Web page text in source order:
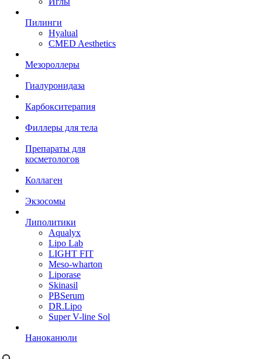
Пилинги
Hyalual
CMED Aesthetics
Мезороллеры
Гиалуронидаза
Карбокситерапия
Филлеры для тела
Препараты для
косметологов
Коллаген
Экзосомы
Липолитики
Aqualyx
Lipo Lab
LIGHT FIT
Meso-wharton
Liporase
Skinasil
PBSerum
DR.Lipo
Super V-line Sol
Наноканюли